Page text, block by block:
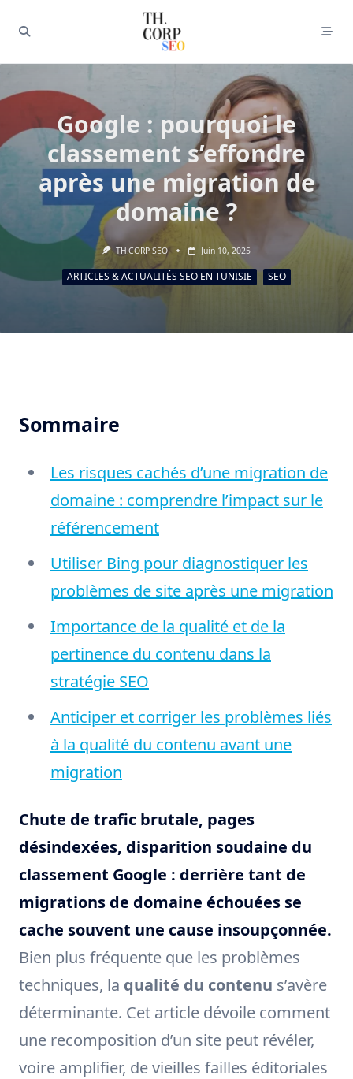
Google : pourquoi le
classement s’effondre
après une migration de
domaine ?
TH.CORP SEO Juin 10, 2025
ARTICLES & ACTUALITÉS SEO EN TUNISIE SEO
Sommaire
Les risques cachés d’une migration de
domaine : comprendre l’impact sur le
référencement
Utiliser Bing pour diagnostiquer les
problèmes de site après une migration
Importance de la qualité et de la
pertinence du contenu dans la
stratégie SEO
Anticiper et corriger les problèmes liés
à la qualité du contenu avant une
migration
Chute de trafic brutale, pages
désindexées, disparition soudaine du
classement Google : derrière tant de
migrations de domaine échouées se
cache souvent une cause insoupçonnée.
Bien plus fréquente que les problèmes
techniques, la qualité du contenu s’avère
déterminante. Cet article dévoile comment
une recomposition d’un site peut révéler,
voire amplifier, de vieilles failles éditoriales